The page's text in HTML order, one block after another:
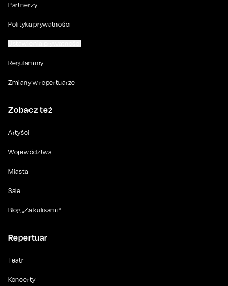
Partnerzy
Polityka prywatności
Regulaminy
Zmiany w repertuarze
Zobacz też
Artyści
Województwa
Miasta
Sale
Blog „Za kulisami”
Repertuar
Teatr
Koncerty